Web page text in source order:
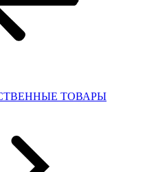
ТОВАРЫ